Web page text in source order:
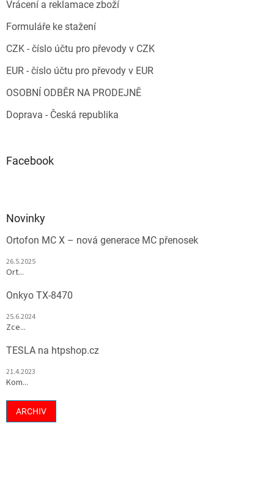
Vrácení a reklamace zboží
Formuláře ke stažení
CZK - číslo účtu pro převody v CZK
EUR - číslo účtu pro převody v EUR
OSOBNÍ ODBĚR NA PRODEJNĚ
Doprava - Česká republika
Facebook
Novinky
Ortofon MC X – nová generace MC přenosek
26.5.2025
Ort...
Onkyo TX-8470
25.6.2024
Zce...
TESLA na htpshop.cz
21.4.2023
Kom...
ARCHIV